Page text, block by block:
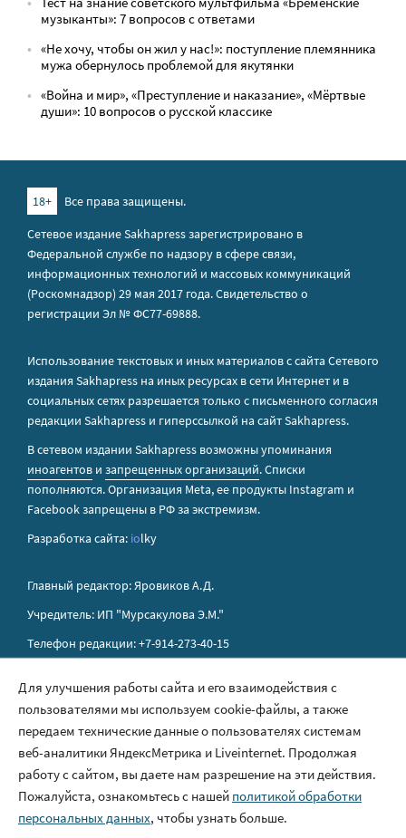
музыканты»: 7 вопросов с ответами
«Не хочу, чтобы он жил у нас!»: поступление племянника
мужа обернулось проблемой для якутянки
«Война и мир», «Преступление и наказание», «Мёртвые
души»: 10 вопросов о русской классике
18+
Все права защищены.
Сетевое издание Sakhapress зарегистрировано в
Федеральной службе по надзору в сфере связи,
информационных технологий и массовых коммуникаций
(Роскомнадзор) 29 мая 2017 года. Свидетельство о
регистрации Эл № ФС77-69888.
Использование текстовых и иных материалов с сайта Сетевого
издания Sakhapress на иных ресурсах в сети Интернет и в
социальных сетях разрешается только с письменного согласия
редакции Sakhapress и гиперссылкой на сайт Sakhapress.
В сетевом издании Sakhapress возможны упоминания
иноагентов и запрещенных организаций. Списки
пополняются. Организация Metа, ее продукты Instagram и
Facebook запрещены в РФ за экстремизм.
Разработка сайта: iolky
Главный редактор: Яровиков А.Д.
Учредитель: ИП "Мурсакулова Э.М."
Телефон редакции: +7-914-273-40-15
Правила сайта
Политика обработки персональных данных
Размещение рекламы
Контакты
Для улучшения работы сайта и его взаимодействия с
пользователями мы используем cookie-файлы, а также
передаем технические данные о пользователях системам
веб-аналитики ЯндексМетрика и Liveinternet. Продолжая
работу с сайтом, вы даете нам разрешение на эти действия.
Пожалуйста, ознакомьтесь с нашей политикой обработки
персональных данных, чтобы узнать больше.